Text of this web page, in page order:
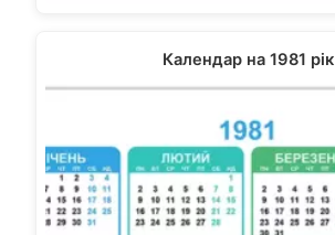
Календар на 1981 рік